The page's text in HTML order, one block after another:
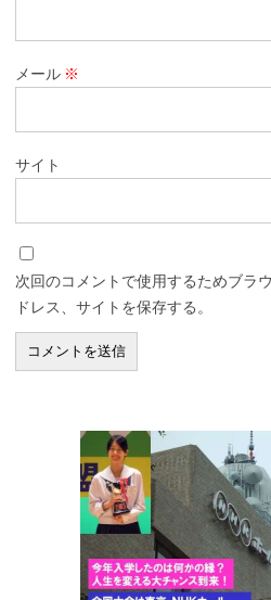
メール ※
サイト
次回のコメントで使用するためブラ
ドレス、サイトを保存する。